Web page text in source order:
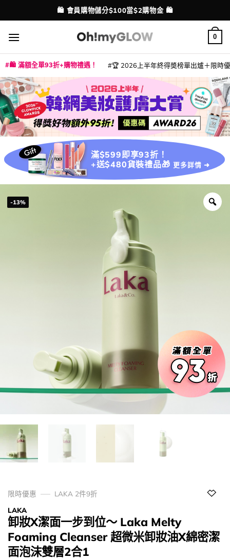
to
content
配送港澳
💳 支援消費券、FPS、八達通、PAYME、信用卡付款
0
🛍️ 滿額全單93折+購物禮遇！ 🏆 2026上半年終得奬榜單出爐＋限時
滿$599即享93折！
+送$480貨裝禮品🎁 更多詳情 ➜
-13%
限時優惠
LAKA 2件9折
LAKA
卸妝X潔面一步到位～ Laka Melty
Foaming Cleanser 超微米卸妝油X綿密潔
面泡沫雙層2合1